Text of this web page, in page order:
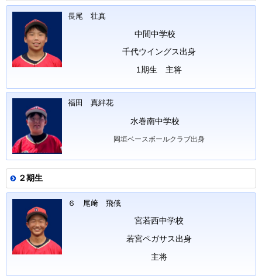
長尾 壮真
中間中学校
千代ウイングス出身
1期生 主将
福田 真絆花
水巻南中学校
岡垣ベースボールクラブ出身
２期生
６ 尾﨑 飛俄
宮若西中学校
若宮ペガサス出身
主将